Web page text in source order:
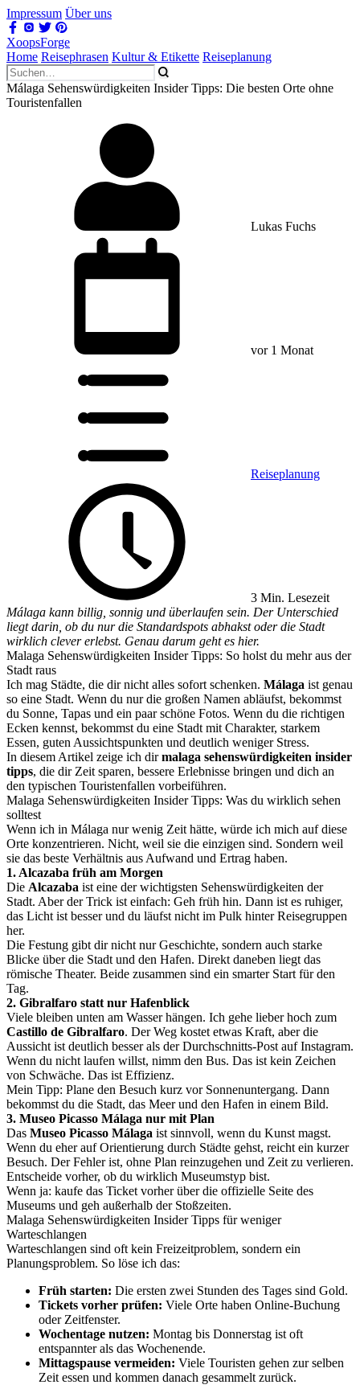
Impressum Über uns
XoopsForge
Home Reisephrasen Kultur & Etikette Reiseplanung
Málaga Sehenswürdigkeiten Insider Tipps: Die besten Orte ohne
Touristenfallen
Lukas Fuchs
vor 1 Monat
Reiseplanung
3 Min. Lesezeit
Málaga kann billig, sonnig und überlaufen sein. Der Unterschied
liegt darin, ob du nur die Standardspots abhakst oder die Stadt
wirklich clever erlebst. Genau darum geht es hier.
Malaga Sehenswürdigkeiten Insider Tipps: So holst du mehr aus der
Stadt raus
Ich mag Städte, die dir nicht alles sofort schenken. Málaga ist genau
so eine Stadt. Wenn du nur die großen Namen abläufst, bekommst
du Sonne, Tapas und ein paar schöne Fotos. Wenn du die richtigen
Ecken kennst, bekommst du eine Stadt mit Charakter, starkem
Essen, guten Aussichtspunkten und deutlich weniger Stress.
In diesem Artikel zeige ich dirmalaga sehenswürdigkeiten insider
tipps, die dir Zeit sparen, bessere Erlebnisse bringen und dich an
den typischen Touristenfallen vorbeiführen.
Malaga Sehenswürdigkeiten Insider Tipps: Was du wirklich sehen
solltest
Wenn ich in Málaga nur wenig Zeit hätte, würde ich mich auf diese
Orte konzentrieren. Nicht, weil sie die einzigen sind. Sondern weil
sie das beste Verhältnis aus Aufwand und Ertrag haben.
1. Alcazaba früh am Morgen
Die Alcazaba ist eine der wichtigsten Sehenswürdigkeiten der
Stadt. Aber der Trick ist einfach: Geh früh hin. Dann ist es ruhiger,
das Licht ist besser und du läufst nicht im Pulk hinter Reisegruppen
her.
Die Festung gibt dir nicht nur Geschichte, sondern auch starke
Blicke über die Stadt und den Hafen. Direkt daneben liegt das
römische Theater. Beide zusammen sind ein smarter Start für den
Tag.
2. Gibralfaro statt nur Hafenblick
Viele bleiben unten am Wasser hängen. Ich gehe lieber hoch zum
Castillo de Gibralfaro. Der Weg kostet etwas Kraft, aber die
Aussicht ist deutlich besser als der Durchschnitts-Post auf Instagram.
Wenn du nicht laufen willst, nimm den Bus. Das ist kein Zeichen
von Schwäche. Das ist Effizienz.
Mein Tipp: Plane den Besuch kurz vor Sonnenuntergang. Dann
bekommst du die Stadt, das Meer und den Hafen in einem Bild.
3. Museo Picasso Málaga nur mit Plan
Das Museo Picasso Málaga ist sinnvoll, wenn du Kunst magst.
Wenn du eher auf Orientierung durch Städte gehst, reicht ein kurzer
Besuch. Der Fehler ist, ohne Plan reinzugehen und Zeit zu verlieren.
Entscheide vorher, ob du wirklich Museumstyp bist.
Wenn ja: kaufe das Ticket vorher über die offizielle Seite des
Museums und geh außerhalb der Stoßzeiten.
Malaga Sehenswürdigkeiten Insider Tipps für weniger
Warteschlangen
Warteschlangen sind oft kein Freizeitproblem, sondern ein
Planungsproblem. So löse ich das:
Früh starten: Die ersten zwei Stunden des Tages sind Gold.
Tickets vorher prüfen: Viele Orte haben Online-Buchung
oder Zeitfenster.
Wochentage nutzen: Montag bis Donnerstag ist oft
entspannter als das Wochenende.
Mittagspause vermeiden: Viele Touristen gehen zur selben
Zeit essen und kommen danach gesammelt zurück.